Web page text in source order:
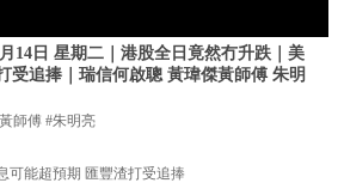
14日 星期二｜港股全日竟然冇升跌｜美
受追捧｜瑞信何啟聰 黃瑋傑黃師傅 朱明
師傅 #朱明亮
可能超預期 匯豐渣打受追捧